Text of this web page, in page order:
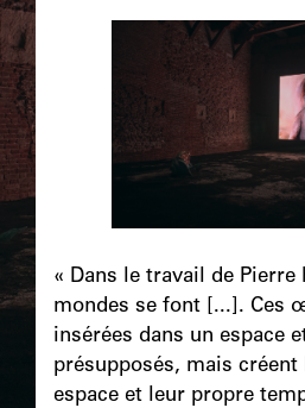
« Dans le travail de Pierre
mondes se font [...]. Ces
insérées dans un espace
présupposés, mais
espace et leur propre